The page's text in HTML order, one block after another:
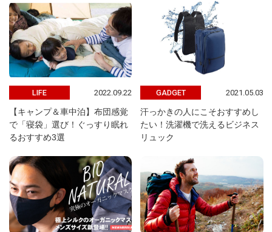
LIFE 2022.09.22
【キャンプ＆車中泊】布団感覚
で「寝袋」選び！ぐっすり眠れ
るおすすめ3選
GADGET 2021.05.03
汗っかきの人にこそおすすめし
たい！洗濯機で洗えるビジネス
リュック